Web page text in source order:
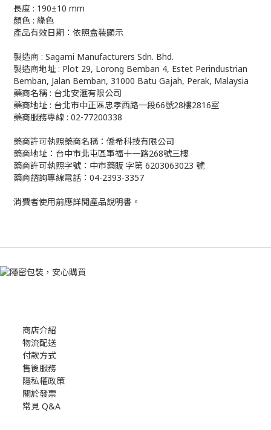
長度 : 190±10 mm
顏色 : 綠色
產品有效日期：依照盒裝顯示
製造商 : Sagami Manufacturers Sdn. Bhd.
製造商地址 : Plot 29, Lorong Bemban 4, Estet Perindustrian
Bemban, Jalan Bemban, 31000 Batu Gajah, Perak, Malaysia
藥商名稱 : 台北安滙有限公司
藥商地址 : 台北市中正區忠孝西路一段66號28樓2816室
藥商服務專線 : 02-77200338
藥商許可執照藥商名稱：僑希科技有限公司
藥商地址：台中市北屯區軍福十一路268號三樓
藥商許可執照字號：中市藥販 字第 6203063023 號
藥商諮詢專線電話：04-2393-3357
消費者使用前應詳閱產品說明書。
商店介紹
物流配送
付款方式
售後服務
隱私權政策
關於發票
常見 Q&A